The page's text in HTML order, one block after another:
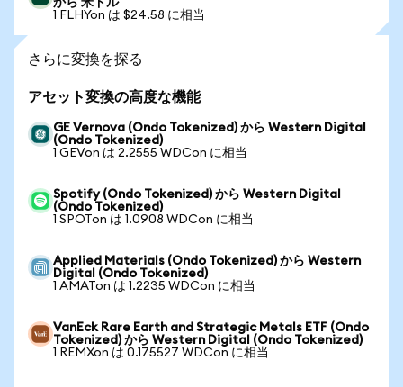
から 米ドル
1 FLHYon は $24.58 に相当
さらに変換を探る
アセット変換の高度な機能
GE Vernova (Ondo Tokenized) から Western Digital
(Ondo Tokenized)
1 GEVon は 2.2555 WDCon に相当
Spotify (Ondo Tokenized) から Western Digital
(Ondo Tokenized)
1 SPOTon は 1.0908 WDCon に相当
Applied Materials (Ondo Tokenized) から Western
Digital (Ondo Tokenized)
1 AMATon は 1.2235 WDCon に相当
VanEck Rare Earth and Strategic Metals ETF (Ondo
Tokenized) から Western Digital (Ondo Tokenized)
1 REMXon は 0.175527 WDCon に相当